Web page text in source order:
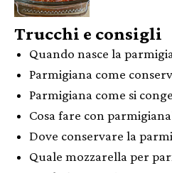
Trucchi e consigli
Quando nasce la
Parmigiana come
Parmigiana come si
Cosa fare con
Dove conservare la
Quale mozzarella per